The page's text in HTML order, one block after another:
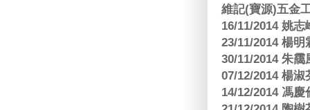
維記(寶源)五金
16/11/2014 姚
23/11/2014 楊
30/11/2014 朱
07/12/2014 楊
14/12/2014 馮